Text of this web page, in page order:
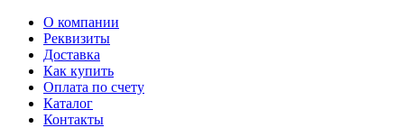
О компании
Реквизиты
Доставка
Как купить
Оплата по счету
Каталог
Контакты